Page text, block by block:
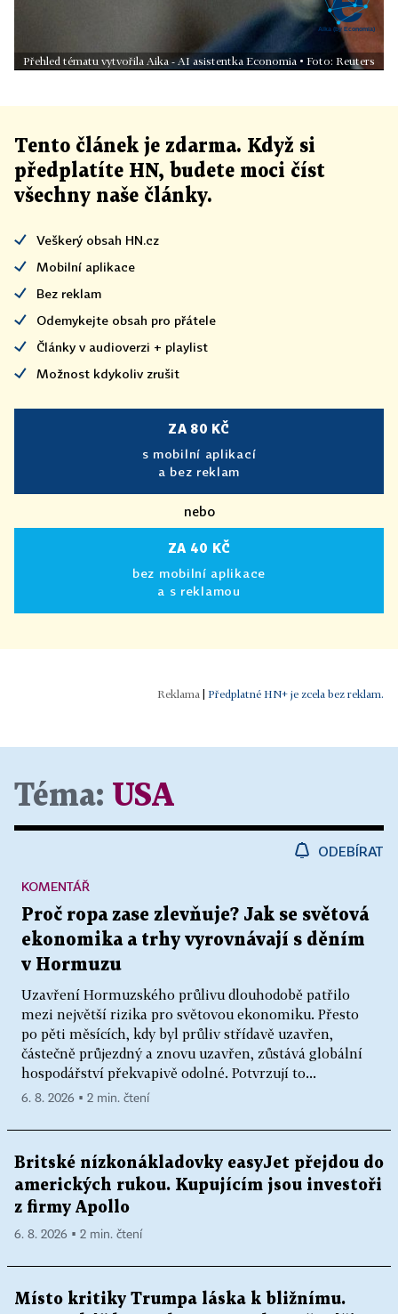
Přehled tématu vytvořila Aika - AI asistentka Economia • Foto: Reuters
Tento článek je zdarma. Když si
předplatíte HN, budete moci číst
všechny naše články.
Veškerý obsah HN.cz
Mobilní aplikace
Bez reklam
Odemykejte obsah pro přátele
Články v audioverzi + playlist
Možnost kdykoliv zrušit
ZA 80 KČ
s mobilní aplikací
a bez reklam
nebo
ZA 40 KČ
bez mobilní aplikace
a s reklamou
Předplatné HN+ je zcela bez reklam.
Téma: USA
ODEBÍRAT
Proč ropa zase zlevňuje? Jak se světová
ekonomika a trhy vyrovnávají s děním
v Hormuzu
Uzavření Hormuzského průlivu dlouhodobě patřilo
mezi největší rizika pro světovou ekonomiku. Přesto
po pěti měsících, kdy byl průliv střídavě uzavřen,
částečně průjezdný a znovu uzavřen, zůstává globální
hospodářství překvapivě odolné. Potvrzují to...
KOMENTÁŘ
6. 8. 2026 ▪ 2 min. čtení
Britské nízkonákladovky easyJet přejdou do
amerických rukou. Kupujícím jsou investoři
z firmy Apollo
6. 8. 2026 ▪ 2 min. čtení
Místo kritiky Trumpa láska k bližnímu.